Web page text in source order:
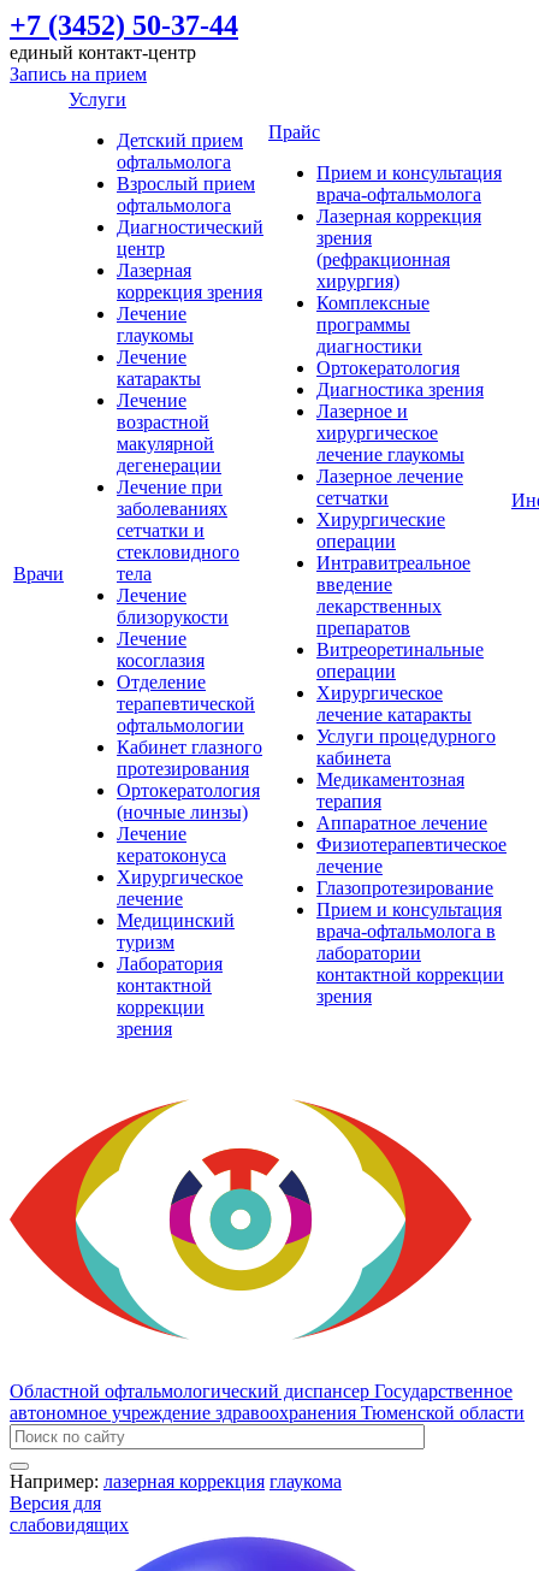
+7 (3452) 50-37-44
единый контакт-центр
Запись на прием
Врачи
Услуги
Детский прием
офтальмолога
Взрослый прием
офтальмолога
Диагностический
центр
Лазерная
коррекция зрения
Лечение
глаукомы
Лечение
катаракты
Лечение
возрастной
макулярной
дегенерации
Лечение при
заболеваниях
сетчатки и
стекловидного
тела
Лечение
близорукости
Лечение
косоглазия
Отделение
терапевтической
офтальмологии
Кабинет глазного
протезирования
Ортокератология
(ночные линзы)
Лечение
кератоконуса
Хирургическое
лечение
Медицинский
туризм
Лаборатория
контактной
коррекции
зрения
Прайс
Прием и консультация
врача-офтальмолога
Лазерная коррекция
зрения
(рефракционная
хирургия)
Комплексные
программы
диагностики
Ортокератология
Диагностика зрения
Лазерное и
хирургическое
лечение глаукомы
Лазерное лечение
сетчатки
Хирургические
операции
Интравитреальное
введение
лекарственных
препаратов
Витреоретинальные
операции
Хирургическое
лечение катаракты
Услуги процедурного
кабинета
Медикаментозная
терапия
Аппаратное лечение
Физиотерапевтическое
лечение
Глазопротезирование
Прием и консультация
врача-офтальмолога в
лаборатории
контактной коррекции
зрения
Областной офтальмологический диспансер Государственное
автономное учреждение здравоохранения Тюменской области
Например: лазерная коррекция глаукома
Версия для
слабовидящих